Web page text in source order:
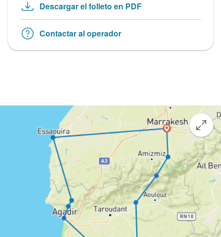
Descargar el folleto en PDF
Contactar al operador